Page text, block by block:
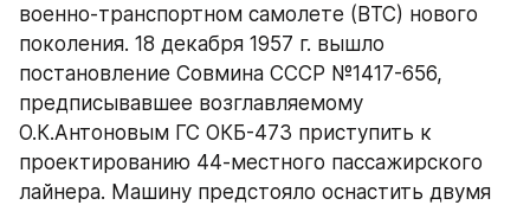
военно-транспортном самолете (ВТС) нового
поколения. 18 декабря 1957 г. вышло
постановление Совмина СССР №1417-656,
предписывавшее возглавляемому
О.К.Антоновым ГС ОКБ-473 приступить к
проектированию 44-местного пассажирского
лайнера. Машину предстояло оснастить двумя